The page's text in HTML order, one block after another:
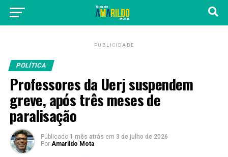
PUBLICIDADE
POLÍTICA
Professores da Uerj suspendem
greve, após três meses de
paralisação
Públicado 1 mês atrás em 3 de julho de 2026
Por Amarildo Mota